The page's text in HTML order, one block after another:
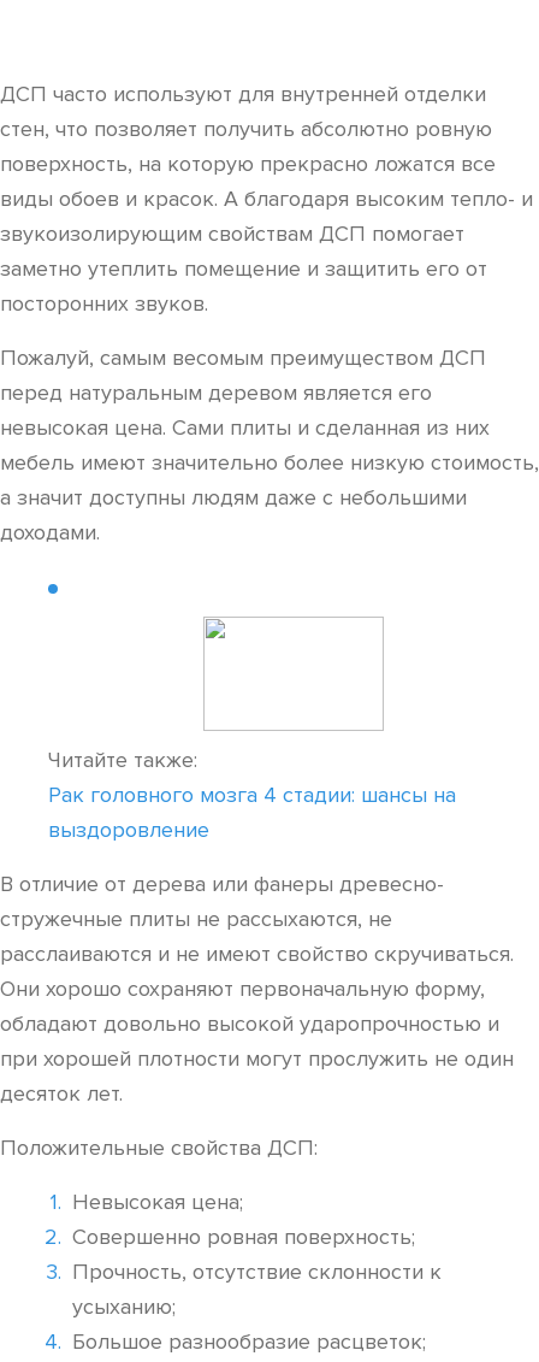
ДСП часто используют для внутренней отделки
стен, что позволяет получить абсолютно ровную
поверхность, на которую прекрасно ложатся все
виды обоев и красок. А благодаря высоким тепло- и
звукоизолирующим свойствам ДСП помогает
заметно утеплить помещение и защитить его от
посторонних звуков.
Пожалуй, самым весомым преимуществом ДСП
перед натуральным деревом является его
невысокая цена. Сами плиты и сделанная из них
мебель имеют значительно более низкую стоимость,
а значит доступны людям даже с небольшими
доходами.
Читайте также:
Рак головного мозга 4 стадии: шансы на
выздоровление
В отличие от дерева или фанеры древесно-
стружечные плиты не рассыхаются, не
расслаиваются и не имеют свойство скручиваться.
Они хорошо сохраняют первоначальную форму,
обладают довольно высокой ударопрочностью и
при хорошей плотности могут прослужить не один
десяток лет.
Положительные свойства ДСП:
Невысокая цена;
Совершенно ровная поверхность;
Прочность, отсутствие склонности к
усыханию;
Большое разнообразие расцветок;